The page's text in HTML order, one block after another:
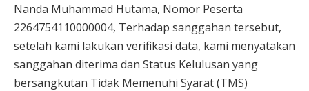
Nanda Muhammad Hutama, Nomor Peserta
2264754110000004, Terhadap sanggahan tersebut,
setelah kami lakukan verifikasi data, kami menyatakan
sanggahan diterima dan Status Kelulusan yang
bersangkutan Tidak Memenuhi Syarat (TMS)